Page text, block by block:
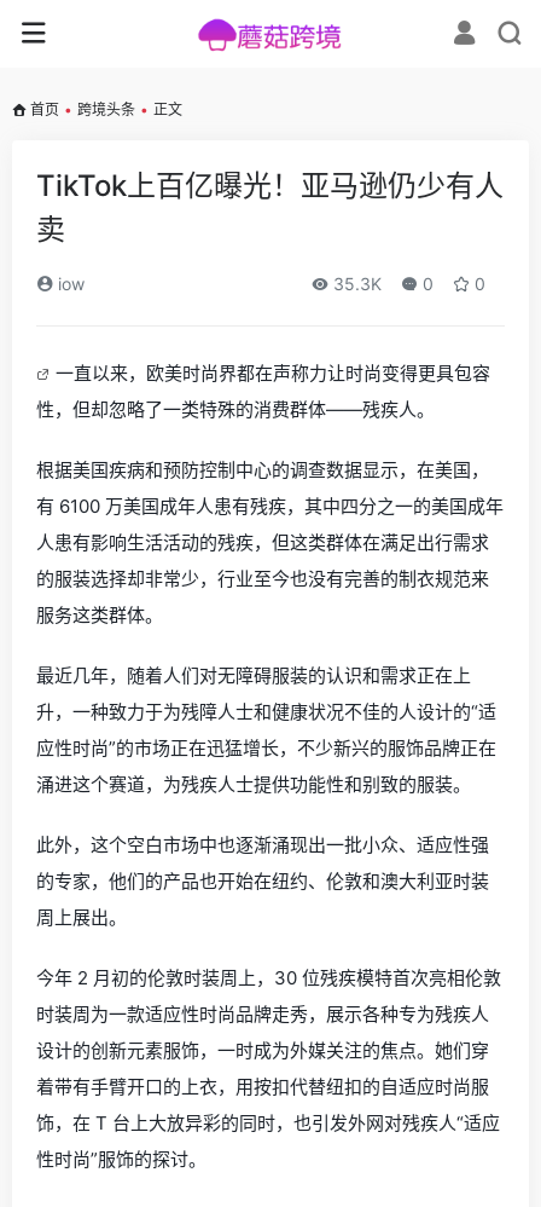
首页 • 跨境头条 • 正文
TikTok上百亿曝光！亚马逊仍少有人
卖
iow 35.3K 0 0
一直以来，欧美时尚界都在声称力让时尚变得更具包容
性，但却忽略了一类特殊的消费群体——残疾人。
根据美国疾病和预防控制中心的调查数据显示， 在美国，
有 6100 万美国成年人患有残疾，其中四分之一的美国成年
人患有影响生活活动的残疾，但这类群体在满足出行需求
的服装选择却非常少，行业至今也没有完善的制衣规范来
服务这类群体。
最近几年，随着人们对无障碍服装的认识和需求正在上
升，一种致力于为残障人士和健康状况不佳的人设计的“适
应性时尚”的市场正在迅猛增长，不少新兴的服饰品牌正在
涌进这个赛道，为残疾人士提供功能性和别致的服装。
此外，这个空白市场中也逐渐涌现出一批小众、适应性强
的专家，他们的产品也开始在纽约、伦敦和澳大利亚时装
周上展出。
今年 2 月初的伦敦时装周上，30 位残疾模特首次亮相伦敦
时装周为一款适应性时尚品牌走秀，展示各种专为残疾人
设计的创新元素服饰，一时成为外媒关注的焦点。 她们穿
着带有手臂开口的上衣，用按扣代替纽扣的自适应时尚服
饰，在 T 台上大放异彩的同时，也引发外网对残疾人“适应
性时尚”服饰的探讨。